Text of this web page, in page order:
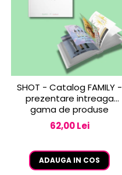
SHOT - Catalog FAMILY -
prezentare intreaga
gama de produse
62,00 Lei
ADAUGA IN COS